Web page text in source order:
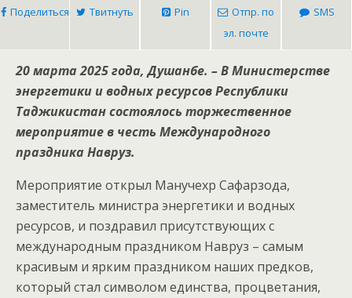
Поделиться Твитнуть Pin
Отпр. по
эл. почте
SMS
20марта 2025 года, Душанбе. –В Министерстве
энергетики и водных ресурсов Республики
Таджикистансостоялось торжественное
мероприятиев честь Международного
праздника Навруз.
Мероприятие открыл Манучехр Сафарзода,
заместитель министра энергетики и водных
ресурсов, и поздравил присутствующих с
международным праздником Навруз – самым
красивым и ярким праздником наших предков,
который стал символом единства, процветания,